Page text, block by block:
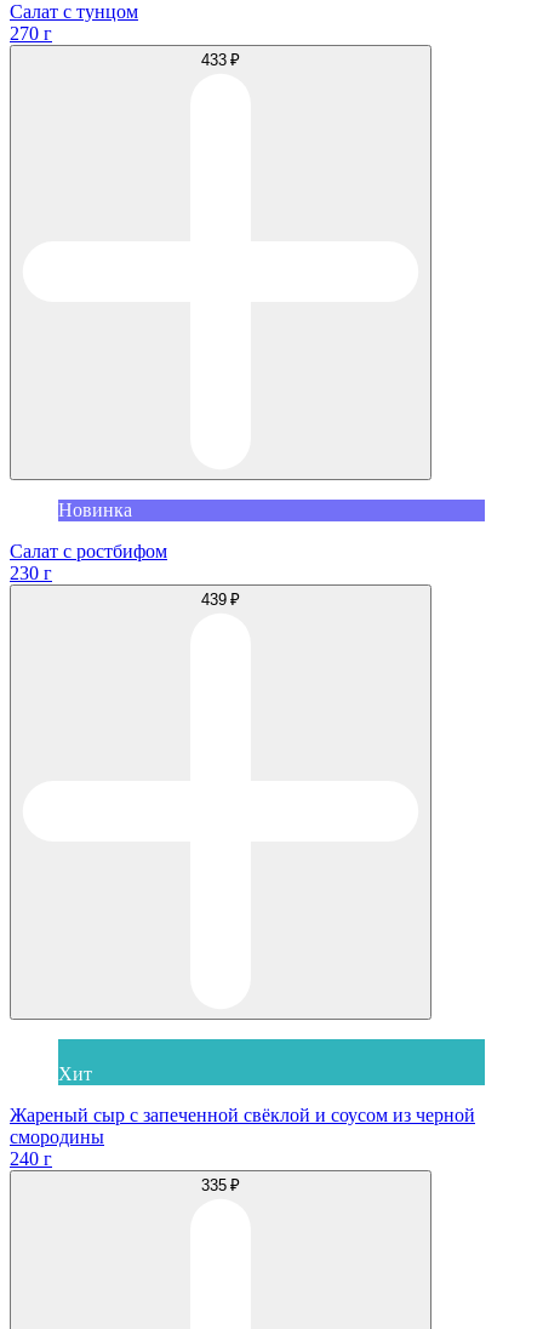
Салат с тунцом
270 г
433 ₽
Новинка
Салат с ростбифом
230 г
439 ₽
Хит
Жареный сыр с запеченной свёклой и соусом из черной
смородины
240 г
335 ₽